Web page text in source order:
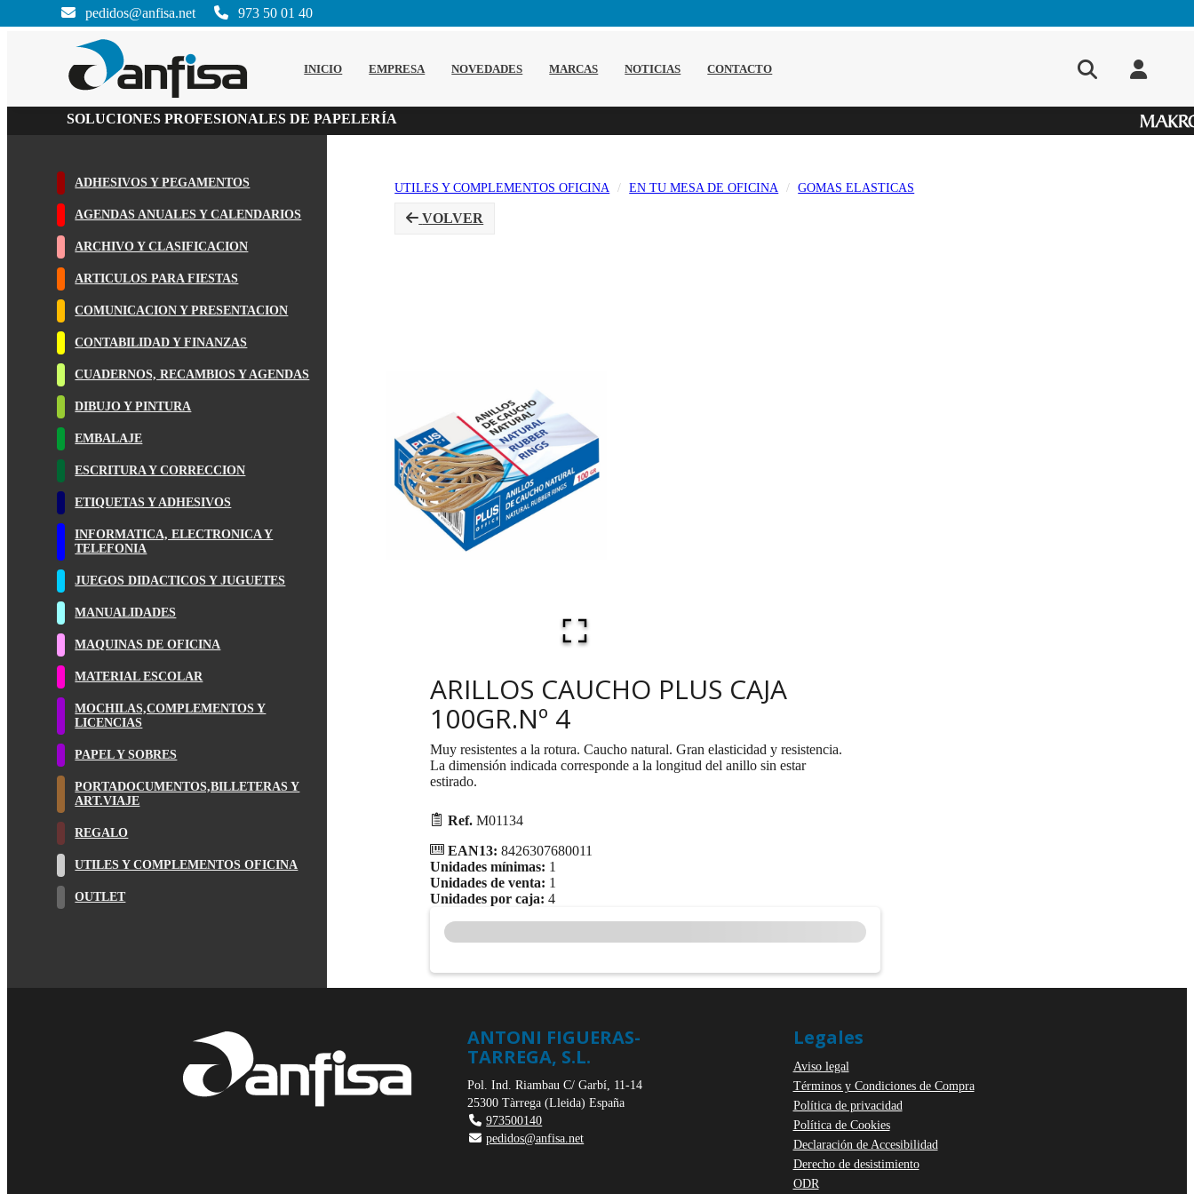
INICIO EMPRESA NOVEDADES MARCAS NOTICIAS CONTACTO
SOLUCIONES PROFESIONALES DE PAPELERÍA
pedidos@anfisa.net 973 50 01 40
ADHESIVOS Y PEGAMENTOS
AGENDAS ANUALES Y CALENDARIOS
ARCHIVO Y CLASIFICACION
ARTICULOS PARA FIESTAS
COMUNICACION Y PRESENTACION
CONTABILIDAD Y FINANZAS
CUADERNOS, RECAMBIOS Y AGENDAS
DIBUJO Y PINTURA
EMBALAJE
ESCRITURA Y CORRECCION
ETIQUETAS Y ADHESIVOS
INFORMATICA, ELECTRONICA Y
TELEFONIA
JUEGOS DIDACTICOS Y JUGUETES
MANUALIDADES
MAQUINAS DE OFICINA
MATERIAL ESCOLAR
MOCHILAS,COMPLEMENTOS Y
LICENCIAS
PAPEL Y SOBRES
PORTADOCUMENTOS,BILLETERAS Y
ART.VIAJE
REGALO
UTILES Y COMPLEMENTOS OFICINA
OUTLET
UTILES Y COMPLEMENTOS OFICINA EN TU MESA DE OFICINA GOMAS ELASTICAS
VOLVER
ARILLOS CAUCHO PLUS CAJA
100GR.Nº 4
Muy resistentes a la rotura. Caucho natural. Gran elasticidad y resistencia.
La dimensión indicada corresponde a la longitud del anillo sin estar
estirado.
Ref. M01134
EAN13: 8426307680011
Unidades mínimas: 1
Unidades de venta: 1
Unidades por caja: 4
ANTONI FIGUERAS-
TARREGA, S.L.
Pol. Ind. Riambau C/ Garbí, 11-14
25300 Tàrrega(Lleida) España
973500140
pedidos@anfisa.net
Legales
Aviso legal
Términos y Condiciones de Compra
Política de privacidad
Política de Cookies
Declaración de Accesibilidad
Derecho de desistimiento
ODR